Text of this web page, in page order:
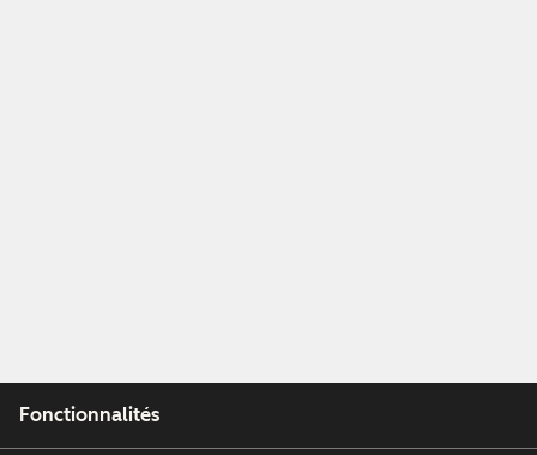
Fonctionnalités